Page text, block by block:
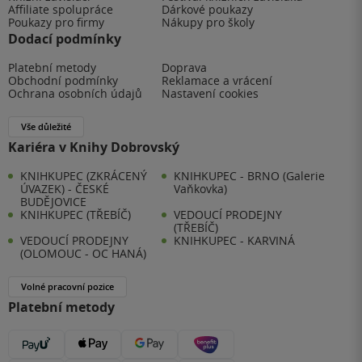
Affiliate spolupráce
Dárkové poukazy
Poukazy pro firmy
Nákupy pro školy
Dodací podmínky
Platební metody
Doprava
Obchodní podmínky
Reklamace a vrácení
Ochrana osobních údajů
Nastavení cookies
Vše důležité
Kariéra v Knihy Dobrovský
KNIHKUPEC (ZKRÁCENÝ
ÚVAZEK) - ČESKÉ
BUDĚJOVICE
KNIHKUPEC - BRNO (Galerie
Vaňkovka)
KNIHKUPEC (TŘEBÍČ)
VEDOUCÍ PRODEJNY
(TŘEBÍČ)
VEDOUCÍ PRODEJNY
(OLOMOUC - OC HANÁ)
KNIHKUPEC - KARVINÁ
Volné pracovní pozice
Platební metody